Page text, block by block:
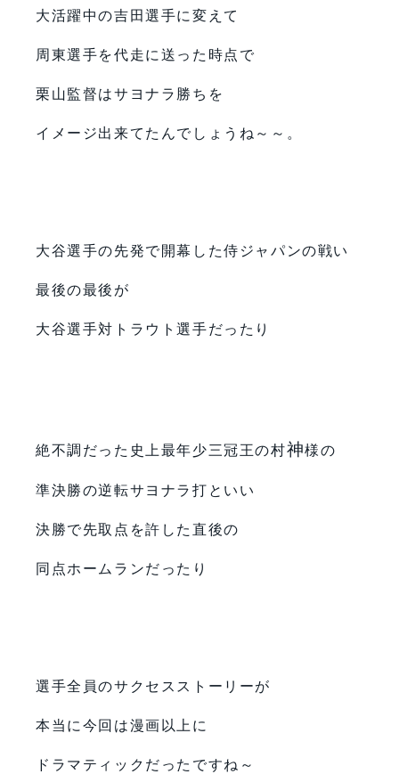
大活躍中の吉田選手に変えて
周東選手を代走に送った時点で
栗山監督はサヨナラ勝ちを
イメージ出来てたんでしょうね～～。
大谷選手の先発で開幕した侍ジャパンの戦い
最後の最後が
大谷選手対トラウト選手だったり
絶不調だった史上最年少三冠王の村神様の
準決勝の逆転サヨナラ打といい
決勝で先取点を許した直後の
同点ホームランだったり
選手全員のサクセスストーリーが
本当に今回は漫画以上に
ドラマティックだったですね～